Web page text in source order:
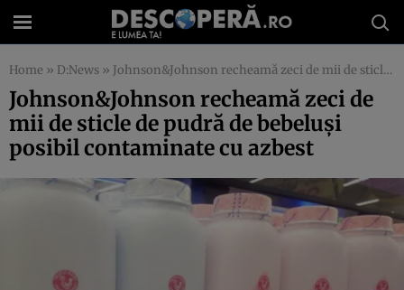
Home » D:News » Johnson&Johnson recheamă zeci de mii de sticle de pudră de bebeluşi posibil contaminate cu azbest
Johnson&Johnson recheamă zeci de
mii de sticle de pudră de bebeluşi
posibil contaminate cu azbest